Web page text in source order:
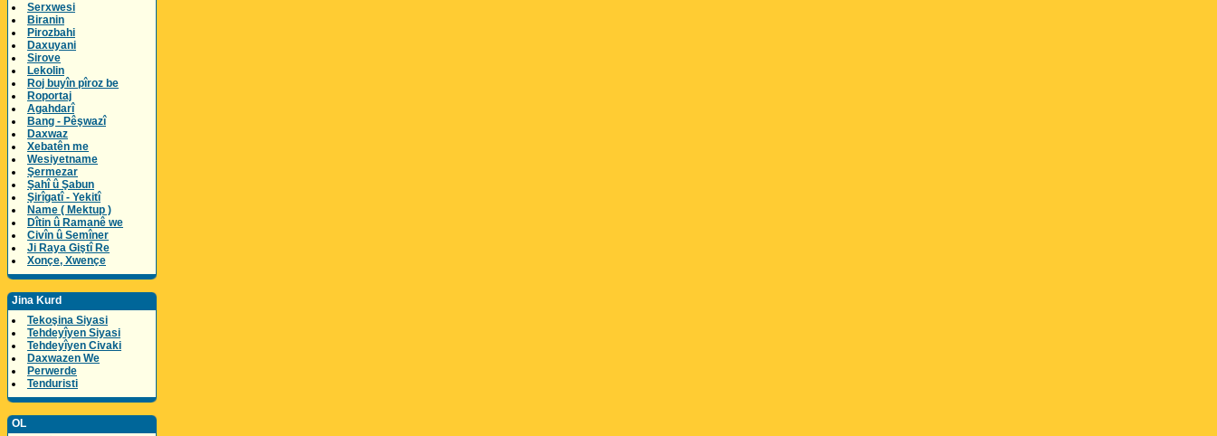
Serxwesi
Biranin
Pirozbahi
Daxuyani
Sirove
Lekolin
Roj buyîn pîroz be
Roportaj
Agahdarî
Bang - Pêşwazî
Daxwaz
Xebatên me
Wesiyetname
Şermezar
Şahî û Şabun
Şirîgatî - Yekitî
Name ( Mektup )
Dîtin û Ramanê we
Civîn û Semîner
Ji Raya Giştî Re
Xonçe, Xwençe
Jina Kurd
Tekoşina Siyasi
Tehdeyîyen Siyasi
Tehdeyîyen Civaki
Daxwazen We
Perwerde
Tenduristi
OL